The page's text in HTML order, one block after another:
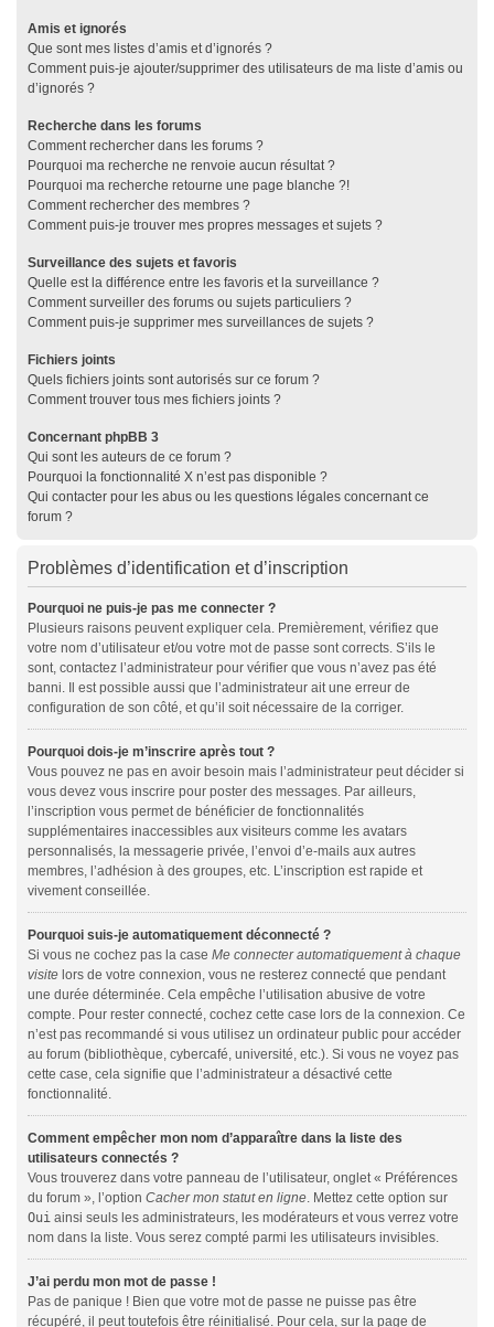
Amis et ignorés
Que sont mes listes d’amis et d’ignorés ?
Comment puis-je ajouter/supprimer des utilisateurs de ma liste d’amis ou
d’ignorés ?
Recherche dans les forums
Comment rechercher dans les forums ?
Pourquoi ma recherche ne renvoie aucun résultat ?
Pourquoi ma recherche retourne une page blanche ?!
Comment rechercher des membres ?
Comment puis-je trouver mes propres messages et sujets ?
Surveillance des sujets et favoris
Quelle est la différence entre les favoris et la surveillance ?
Comment surveiller des forums ou sujets particuliers ?
Comment puis-je supprimer mes surveillances de sujets ?
Fichiers joints
Quels fichiers joints sont autorisés sur ce forum ?
Comment trouver tous mes fichiers joints ?
Concernant phpBB 3
Qui sont les auteurs de ce forum ?
Pourquoi la fonctionnalité X n’est pas disponible ?
Qui contacter pour les abus ou les questions légales concernant ce
forum ?
Problèmes d’identification et d’inscription
Pourquoi ne puis-je pas me connecter ?
Plusieurs raisons peuvent expliquer cela. Premièrement, vérifiez que
votre nom d’utilisateur et/ou votre mot de passe sont corrects. S’ils le
sont, contactez l’administrateur pour vérifier que vous n’avez pas été
banni. Il est possible aussi que l’administrateur ait une erreur de
configuration de son côté, et qu’il soit nécessaire de la corriger.
Pourquoi dois-je m’inscrire après tout ?
Vous pouvez ne pas en avoir besoin mais l’administrateur peut décider si
vous devez vous inscrire pour poster des messages. Par ailleurs,
l’inscription vous permet de bénéficier de fonctionnalités
supplémentaires inaccessibles aux visiteurs comme les avatars
personnalisés, la messagerie privée, l’envoi d’e-mails aux autres
membres, l’adhésion à des groupes, etc. L’inscription est rapide et
vivement conseillée.
Pourquoi suis-je automatiquement déconnecté ?
Si vous ne cochez pas la case Me connecter automatiquement à chaque
visite lors de votre connexion, vous ne resterez connecté que pendant
une durée déterminée. Cela empêche l’utilisation abusive de votre
compte. Pour rester connecté, cochez cette case lors de la connexion. Ce
n’est pas recommandé si vous utilisez un ordinateur public pour accéder
au forum (bibliothèque, cybercafé, université, etc.). Si vous ne voyez pas
cette case, cela signifie que l’administrateur a désactivé cette
fonctionnalité.
Comment empêcher mon nom d’apparaître dans la liste des
utilisateurs connectés ?
Vous trouverez dans votre panneau de l’utilisateur, onglet « Préférences
du forum », l’option Cacher mon statut en ligne. Mettez cette option sur
Oui ainsi seuls les administrateurs, les modérateurs et vous verrez votre
nom dans la liste. Vous serez compté parmi les utilisateurs invisibles.
J’ai perdu mon mot de passe !
Pas de panique ! Bien que votre mot de passe ne puisse pas être
récupéré, il peut toutefois être réinitialisé. Pour cela, sur la page de